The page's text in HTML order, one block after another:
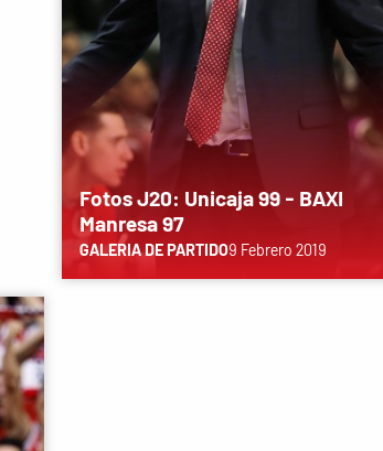
Fotos J20: Unicaja 99 - BAXI
Manresa 97
GALERIA DE PARTIDO9 Febrero 2019